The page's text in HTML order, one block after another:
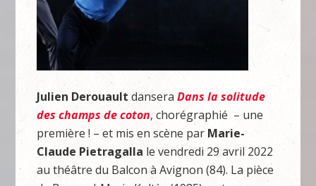
Julien Derouault danseraDans la solitude
des champs de coton, chorégraphié – une
première ! – et mis en scène par Marie-
Claude Pietragalla le vendredi 29 avril 2022
au théâtre du Balcon à Avignon (84). La pièce